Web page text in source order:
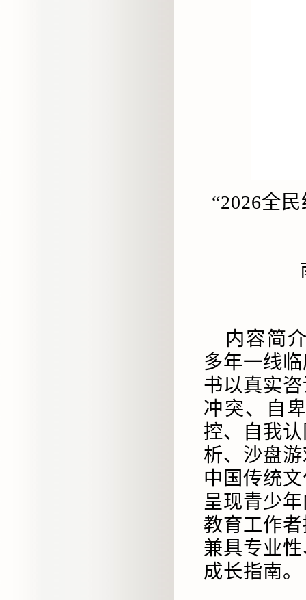
“2026全
内容简
多年一线
书以真实
冲突、自
控、自我
析、沙盘
中国传统
呈现青少
教育工作
兼具专业
成长指南。